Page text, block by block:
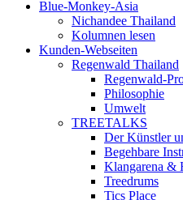
Blue-Monkey-Asia
Nichandee Thailand
Kolumnen lesen
Kunden-Webseiten
Regenwald Thailand
Regenwald-
Philosophie
Umwelt
TREETALKS
Der Künstler
Begehbare
Klangarena &
Treedrums
Tics Place